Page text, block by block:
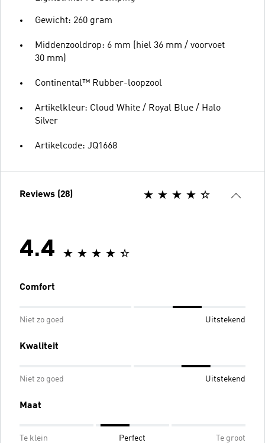
Gewicht: 260 gram
Middenzooldrop: 6 mm (hiel 36 mm / voorvoet
30 mm)
Continental™ Rubber-loopzool
Artikelkleur: Cloud White / Royal Blue / Halo
Silver
Artikelcode: JQ1668
Reviews (28)
4.4
Comfort
Niet zo goed Uitstekend
Kwaliteit
Niet zo goed Uitstekend
Maat
Te klein Perfect Te groot